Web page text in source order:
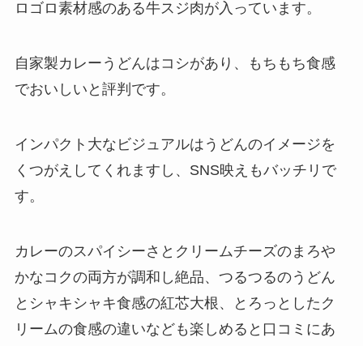
ロゴロ素材感のある牛スジ肉が入っています。
自家製カレーうどんはコシがあり、もちもち食感
でおいしいと評判です。
インパクト大なビジュアルはうどんのイメージを
くつがえしてくれますし、SNS映えもバッチリで
す。
カレーのスパイシーさとクリームチーズのまろや
かなコクの両方が調和し絶品、つるつるのうどん
とシャキシャキ食感の紅芯大根、とろっとしたク
リームの食感の違いなども楽しめると口コミにあ